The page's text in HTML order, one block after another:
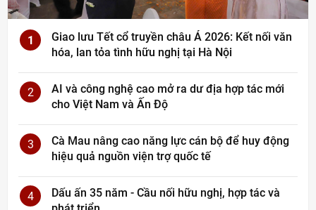
1
Giao lưu Tết cổ truyền châu Á 2026: Kết nối văn
hóa, lan tỏa tình hữu nghị tại Hà Nội
2
AI và công nghệ cao mở ra dư địa hợp tác mới
cho Việt Nam và Ấn Độ
3
Cà Mau nâng cao năng lực cán bộ để huy động
hiệu quả nguồn viện trợ quốc tế
4
Dấu ấn 35 năm - Cầu nối hữu nghị, hợp tác và